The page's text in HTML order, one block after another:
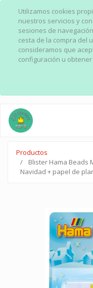
Utilizamos cookies
nuestros servicios y
sesiones de
cesta de la compra del
consideramos que
configuración u
Productos
Blister Hama Beads
Navidad + papel de